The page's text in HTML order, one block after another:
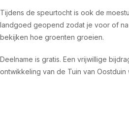
Tijdens de speurtocht is ook de
landgoed geopend zodat je voor of
bekijken hoe groenten groeien.
Deelname is gratis. Een vrijwillige
ontwikkeling van de Tuin van